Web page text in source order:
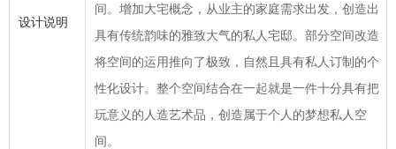
设计说明
间。增加大宅概念，从业主的家庭需求出发，创造出
具有传统韵味的雅致大气的私人宅邸。部分空间改造
将空间的运用推向了极致，自然且具有私人订制的个
性化设计。整个空间结合在一起就是一件十分具有把
玩意义的人造艺术品，创造属于个人的梦想私人空
间。